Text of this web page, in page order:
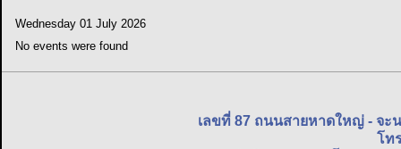
Wednesday 01 July 2026
No events were found
เลขที่ 87 ถนนสายหาดใหญ่ - จ
โท